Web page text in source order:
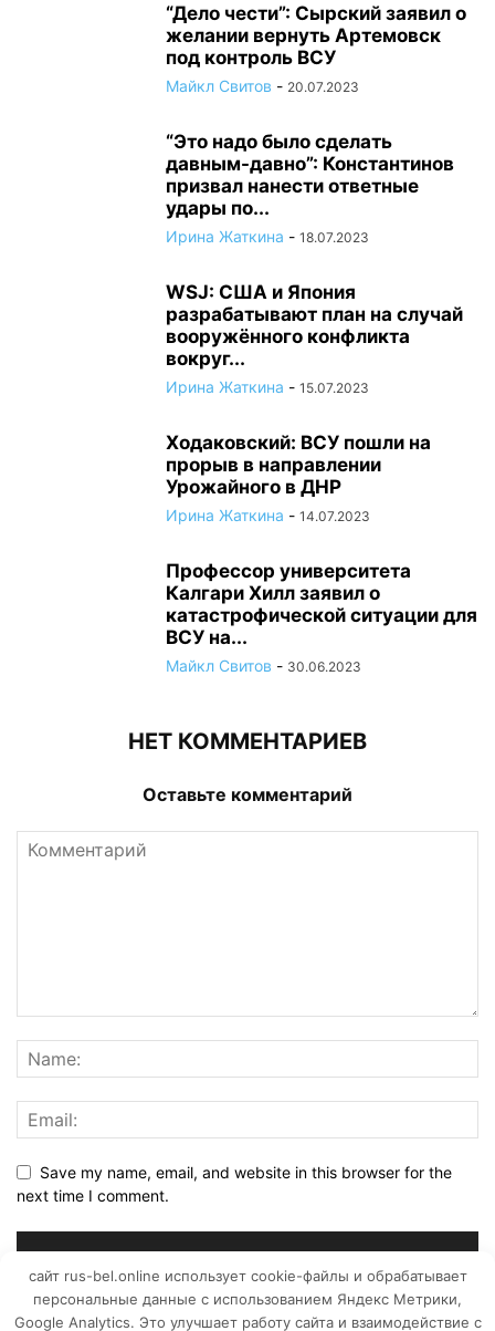
“Дело чести”: Сырский заявил о
желании вернуть Артемовск
под контроль ВСУ
Майкл Свитов - 20.07.2023
“Это надо было сделать
давным-давно”: Константинов
призвал нанести ответные
удары по...
Ирина Жаткина - 18.07.2023
WSJ: США и Япония
разрабатывают план на случай
вооружённого конфликта
вокруг...
Ирина Жаткина - 15.07.2023
Ходаковский: ВСУ пошли на
прорыв в направлении
Урожайного в ДНР
Ирина Жаткина - 14.07.2023
Профессор университета
Калгари Хилл заявил о
катастрофической ситуации для
ВСУ на...
Майкл Свитов - 30.06.2023
НЕТ КОММЕНТАРИЕВ
Оставьте комментарий
Save my name, email, and website in this browser for the
next time I comment.
сайт rus-bel.online использует cookie-файлы и обрабатывает
персональные данные с использованием Яндекс Метрики,
Google Analytics. Это улучшает работу сайта и взаимодействие с